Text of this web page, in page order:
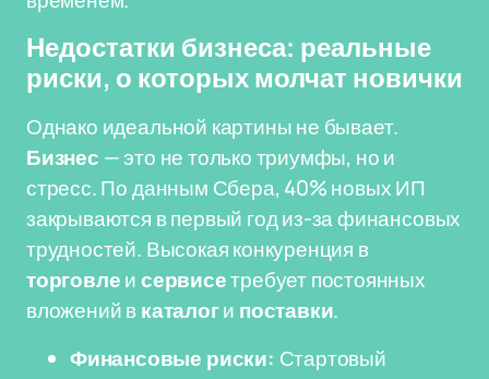
Недостатки бизнеса: реальные
риски, о которых молчат новички
Однако идеальной картины не бывает.
Бизнес — это не только триумфы, но и
стресс. По данным Сбера, 40% новых ИП
закрываются в первый год из-за финансовых
трудностей. Высокая конкуренция в
торговлеисервисетребует постоянных
вложений вкаталоги поставки.
Финансовые риски: Стартовый